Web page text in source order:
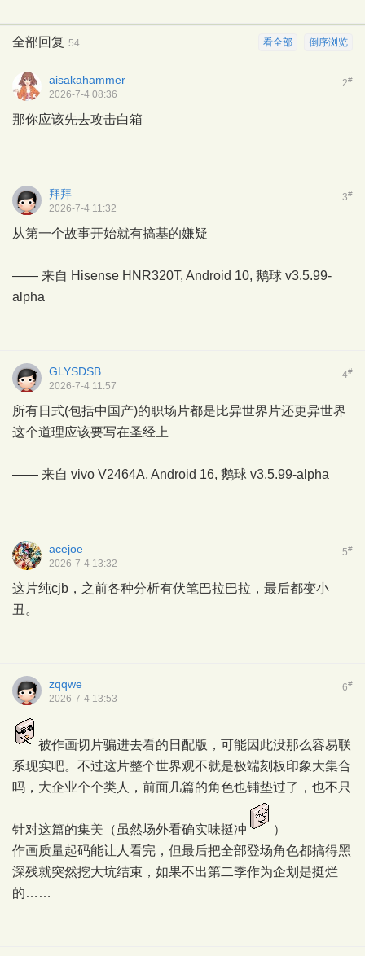
倒序浏览
看全部
全部回复 54
2#
aisakahammer
2026-7-4 08:36
那你应该先去攻击白箱
3#
拜拜
2026-7-4 11:32
从第一个故事开始就有搞基的嫌疑
—— 来自 Hisense HNR320T, Android 10, 鹅球 v3.5.99-
alpha
4#
GLYSDSB
2026-7-4 11:57
所有日式(包括中国产)的职场片都是比异世界片还更异世界
这个道理应该要写在圣经上
—— 来自 vivo V2464A, Android 16, 鹅球 v3.5.99-alpha
5#
acejoe
2026-7-4 13:32
这片纯cjb，之前各种分析有伏笔巴拉巴拉，最后都变小
丑。
6#
zqqwe
2026-7-4 13:53
被作画切片骗进去看的日配版，可能因此没那么容易联
系现实吧。不过这片整个世界观不就是极端刻板印象大集合
吗，大企业个个类人，前面几篇的角色也铺垫过了，也不只
针对这篇的集美（虽然场外看确实味挺冲
）
作画质量起码能让人看完，但最后把全部登场角色都搞得黑
深残就突然挖大坑结束，如果不出第二季作为企划是挺烂
的……